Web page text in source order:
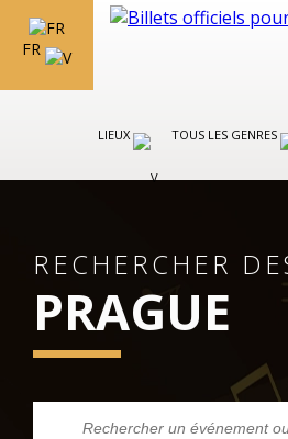
FR
LIEUX TOUS LES GENRES
RECHERCHER
PRAGUE